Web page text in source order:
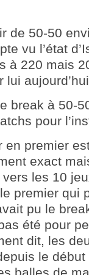
de 50-50
vu l’état
à 220 mais
lui
break à 50-
pour
en premier
exact
les 10
premier qui
pu le
été pour
dit, les
le